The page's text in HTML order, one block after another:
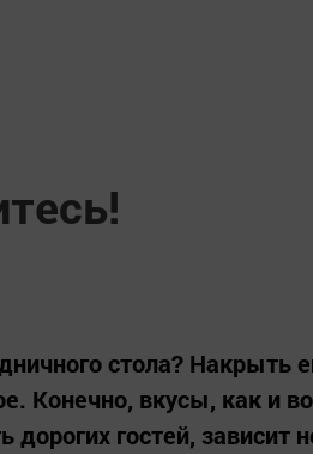
стола? Накрыть
Конечно, вкусы, как и
гостей, зависит